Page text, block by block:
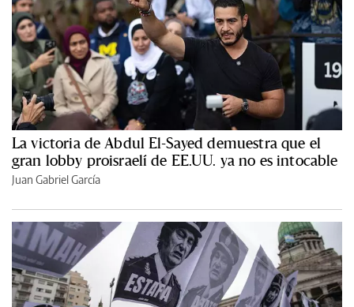
La victoria de Abdul El-Sayed demuestra que el
gran lobby proisraelí de EE.UU. ya no es intocable
Juan Gabriel García